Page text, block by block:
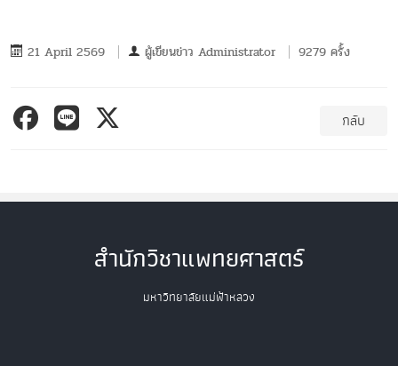
21 April 2569 ผู้เขียนข่าว Administrator 9279 ครั้ง
กลับ
สำนักวิชาแพทยศาสตร์
มหาวิทยาลัยแม่ฟ้าหลวง